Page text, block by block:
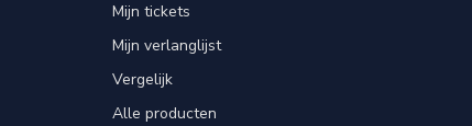
Mijn tickets
Mijn verlanglijst
Vergelijk
Alle producten